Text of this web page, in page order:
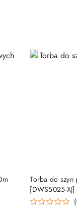
Torba do szyn
[DWS5025-XJ]